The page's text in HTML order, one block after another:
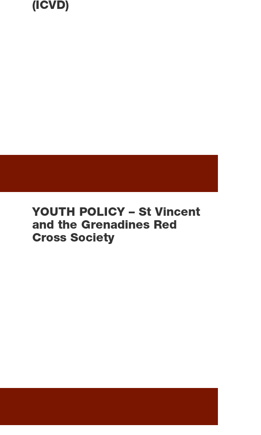
(ICVD)
YOUTH POLICY – St Vincent
and the Grenadines Red
Cross Society